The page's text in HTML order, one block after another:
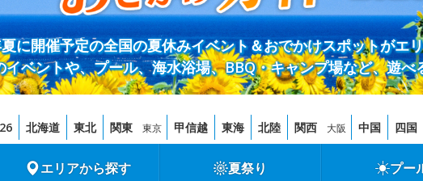
に開催予定の全国の夏休みイベント＆おでかけスポットがエ
イベントや、プール、海水浴場、BBQ・キャンプ場など、遊べ
北海道 東北 関東 東京 甲信越 東海 北陸 関西 大阪 中国 四国
エリアから探す 夏祭り プー